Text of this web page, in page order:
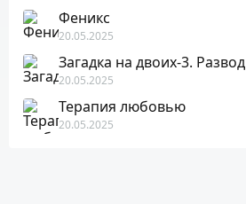
Феникс
20.05.2025
Загадка на двоих-3. Развод
20.05.2025
Терапия любовью
20.05.2025